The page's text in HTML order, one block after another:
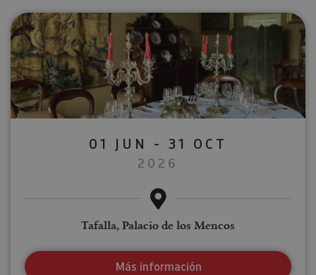
01 JUN - 31 OCT
2026
Tafalla, Palacio de los Mencos
Más información